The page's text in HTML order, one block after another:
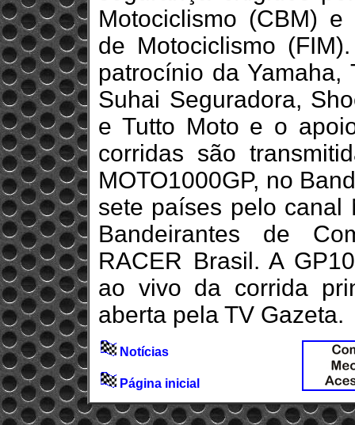
Motociclismo (CBM)
de Motociclismo
patrocínio da Yamaha,
Suhai Seguradora,
e Tutto Moto e o
corridas são
MOTO1000GP, no
sete países pelo canal
Bandeirantes de
RACER Brasil. A
ao vivo da corrida
aberta pela TV Gazeta.
Notícias
Página inicial